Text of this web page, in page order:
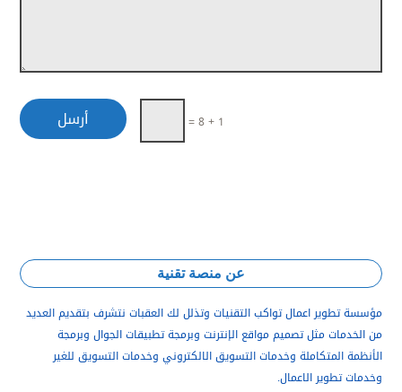
أرسل 1 + 8
=
عن منصة تقنية
مؤسسة تطوير اعمال تواكب التقنيات وتذلل لك العقبات نتشرف بتقديم العديد
من الخدمات مثل تصميم مواقع الإنترنت وبرمجة تطبيقات الجوال وبرمجة
الأنظمة المتكاملة وخدمات التسويق الالكتروني وخدمات التسويق للغير
وخدمات تطوير الاعمال.